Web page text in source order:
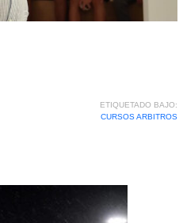
ETIQUETADO BAJO:
CURSOS ARBITROS